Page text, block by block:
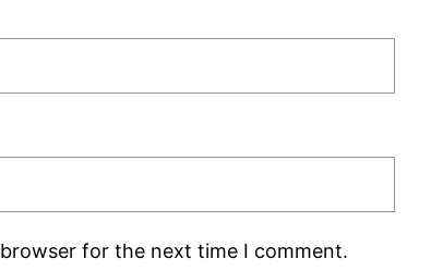
for the next time I comment.